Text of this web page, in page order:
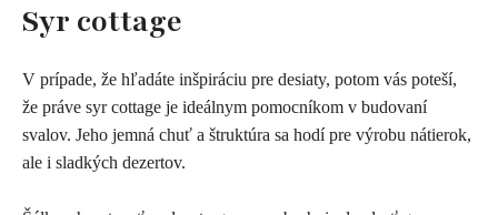
Syr cottage
V prípade, že hľadáte inšpiráciu pre desiaty, potom vás poteší,
že práve syr cottage je ideálnym pomocníkom v budovaní
svalov. Jeho jemná chuť a štruktúra sa hodí pre výrobu nátierok,
ale i sladkých dezertov.